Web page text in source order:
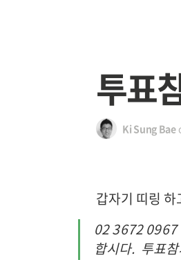
투표
Ki Sung Bae
갑자기 띠링
02 3672 0967
합시다. 투표